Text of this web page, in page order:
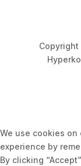
We use cookies
experience by
By clicking